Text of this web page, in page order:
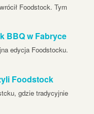
Foodstock. Tym
BBQ w Fabryce
edycja Foodstocku.
Foodstock
gdzie tradycyjnie